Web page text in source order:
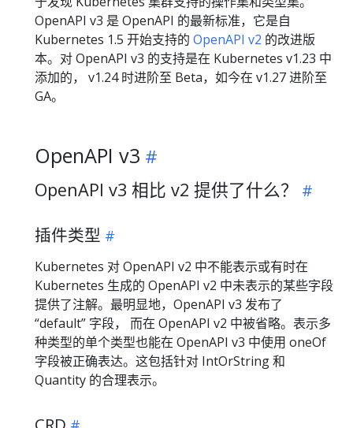
OpenAPI v3 是 OpenAPI 的最新标准，它是自
Kubernetes 1.5 开始支持的 OpenAPI v2 的改进版
本。对 OpenAPI v3 的支持是在 Kubernetes v1.23 中
添加的， v1.24 时进阶至 Beta，如今在 v1.27 进阶至
GA。
OpenAPI v3
OpenAPI v3 相比 v2 提供了什么？
插件类型
Kubernetes 对 OpenAPI v2 中不能表示或有时在
Kubernetes 生成的 OpenAPI v2 中未表示的某些字段
提供了注解。最明显地，OpenAPI v3 发布了
“default” 字段， 而在 OpenAPI v2 中被省略。表示多
种类型的单个类型也能在 OpenAPI v3 中使用 oneOf
字段被正确表达。这包括针对 IntOrString 和
Quantity 的合理表示。